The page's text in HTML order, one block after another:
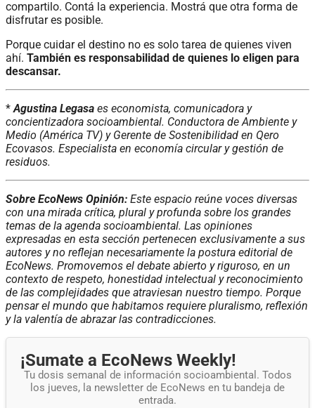
compartilo. Contá la experiencia. Mostrá que otra forma de
disfrutar es posible.
Porque cuidar el destino no es solo tarea de quienes viven
ahí. También es responsabilidad de quienes lo eligen para
descansar.
*Agustina Legasa es economista, comunicadora y
concientizadora socioambiental. Conductora de Ambiente y
Medio (América TV) y Gerente de Sostenibilidad en Qero
Ecovasos. Especialista en economía circular y gestión de
residuos.
Sobre EcoNews Opinión: Este espacio reúne voces diversas
con una mirada crítica, plural y profunda sobre los grandes
temas de la agenda socioambiental. Las opiniones
expresadas en esta sección pertenecen exclusivamente a sus
autores y no reflejan necesariamente la postura editorial de
EcoNews. Promovemos el debate abierto y riguroso, en un
contexto de respeto, honestidad intelectual y reconocimiento
de las complejidades que atraviesan nuestro tiempo. Porque
pensar el mundo que habitamos requiere pluralismo, reflexión
y la valentía de abrazar las contradicciones.
¡Sumate a EcoNews Weekly!
Tu dosis semanal de información socioambiental. Todos
los jueves, la newsletter de EcoNews en tu bandeja de
entrada.